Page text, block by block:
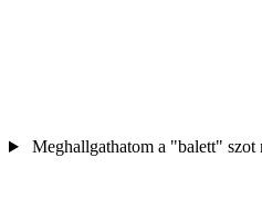
Meghallgathatom a "balett" szot